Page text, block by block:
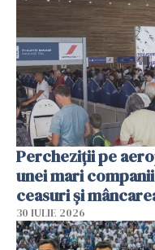
Percheziții pe
unei mari
ceasuri și
30 IULIE 2026